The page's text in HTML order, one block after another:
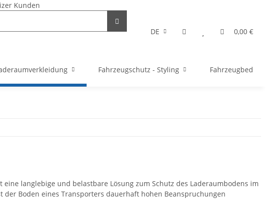
Kunden
DE 0,00 €
Fahrzeugschutz - Styling Fahrzeugbedarf
eine langlebige und belastbare Lösung zum Schutz des Laderaumbodens im
Boden eines Transporters dauerhaft hohen Beanspruchungen